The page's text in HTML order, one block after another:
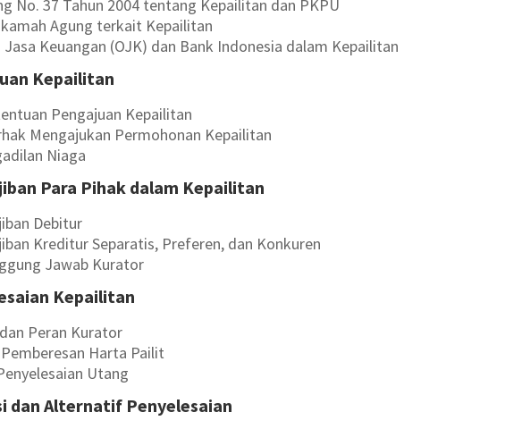
No. 37 Tahun 2004 tentang Kepailitan dan PKPU
Agung terkait Kepailitan
Keuangan (OJK) dan Bank Indonesia dalam Kepailitan
Kepailitan
Pengajuan Kepailitan
Mengajukan Permohonan Kepailitan
Niaga
Para Pihak dalam Kepailitan
Debitur
Kreditur Separatis, Preferen, dan Konkuren
Jawab Kurator
Kepailitan
Peran Kurator
Harta Pailit
Utang
dan Alternatif Penyelesaian